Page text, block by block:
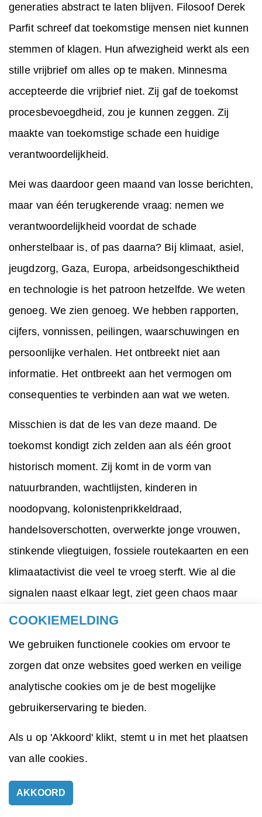
generaties abstract te laten blijven. Filosoof Derek
Parfit schreef dat toekomstige mensen niet kunnen
stemmen of klagen. Hun afwezigheid werkt als een
stille vrijbrief om alles op te maken. Minnesma
accepteerde die vrijbrief niet. Zij gaf de toekomst
procesbevoegdheid, zou je kunnen zeggen. Zij
maakte van toekomstige schade een huidige
verantwoordelijkheid.
Mei was daardoor geen maand van losse berichten,
maar van één terugkerende vraag: nemen we
verantwoordelijkheid voordat de schade
onherstelbaar is, of pas daarna? Bij klimaat, asiel,
jeugdzorg, Gaza, Europa, arbeidsongeschiktheid
en technologie is het patroon hetzelfde. We weten
genoeg. We zien genoeg. We hebben rapporten,
cijfers, vonnissen, peilingen, waarschuwingen en
persoonlijke verhalen. Het ontbreekt niet aan
informatie. Het ontbreekt aan het vermogen om
consequenties te verbinden aan wat we weten.
Misschien is dat de les van deze maand. De
toekomst kondigt zich zelden aan als één groot
historisch moment. Zij komt in de vorm van
natuurbranden, wachtlijsten, kinderen in
noodopvang, kolonistenprikkeldraad,
handelsoverschotten, overwerkte jonge vrouwen,
stinkende vliegtuigen, fossiele routekaarten en een
klimaatactivist die veel te vroeg sterft. Wie al die
signalen naast elkaar legt, ziet geen chaos maar
samenhang. De vraag is of wij die samenhang op
Marjan Minnesma keek vooruit en handelde alsof
de toekomst al aanwezig was. Dat maakte haar
uitzonderlijk. En precies daarom is haar verlies zo
Michiel Verbeek
COOKIEMELDING
We gebruiken functionele cookies om ervoor te
zorgen dat onze websites goed werken en veilige
analytische cookies om je de best mogelijke
gebruikerservaring te bieden.
Als u op 'Akkoord' klikt, stemt u in met het plaatsen
van alle cookies.
AKKOORD